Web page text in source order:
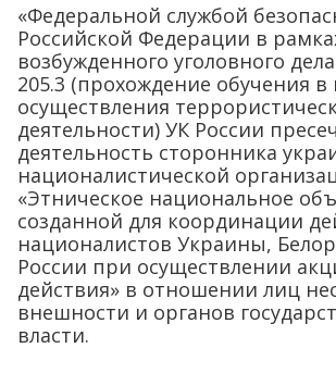
«Федеральной службой
Российской Федерации в
возбужденного уголовного
205.3 (прохождение обучения в
осуществления
деятельности) УК России
деятельность сторонника
националистической
«Этническое национальное
созданной для координации
националистов Украины,
России при осуществлении
действия» в отношении лиц
внешности и органов
власти.